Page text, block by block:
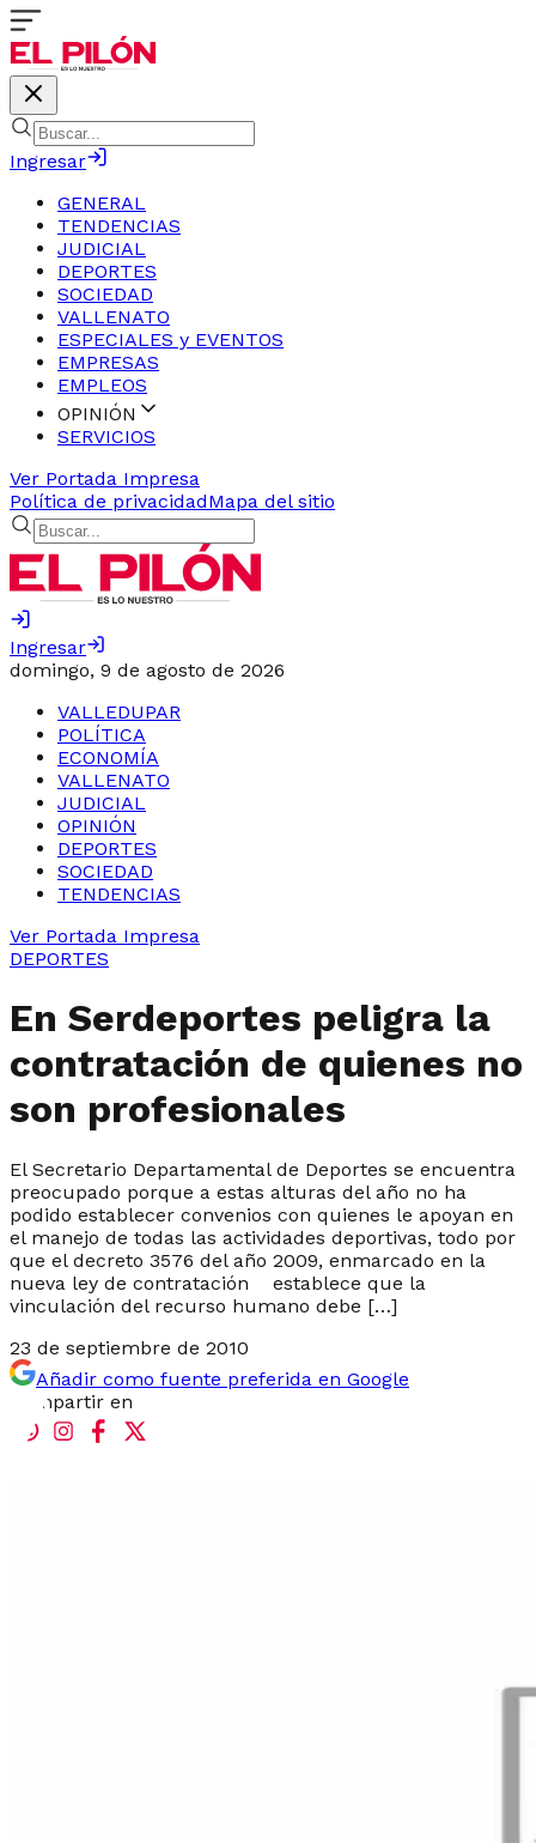
Ingresar
GENERAL
TENDENCIAS
JUDICIAL
DEPORTES
SOCIEDAD
VALLENATO
ESPECIALES y EVENTOS
EMPRESAS
EMPLEOS
OPINIÓN
SERVICIOS
Ver Portada Impresa
Política de privacidadMapa del sitio
Ingresar
domingo, 9 de agosto de 2026
VALLEDUPAR
POLÍTICA
ECONOMÍA
VALLENATO
JUDICIAL
OPINIÓN
DEPORTES
SOCIEDAD
TENDENCIAS
Ver Portada Impresa
DEPORTES
En Serdeportes peligra la
contratación de quienes no
son profesionales
El Secretario Departamental de Deportes se encuentra
preocupado porque a estas alturas del año no ha
podido establecer convenios con quienes le apoyan en
el manejo de todas las actividades deportivas, todo por
que el decreto 3576 del año 2009, enmarcado en la
nueva ley de contratación establece que la
vinculación del recurso humano debe […]
23 de septiembre de 2010
Añadir como fuente preferida en Google
Compartir en